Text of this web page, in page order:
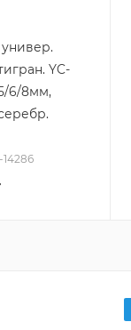
YC-
6/8мм,
14286